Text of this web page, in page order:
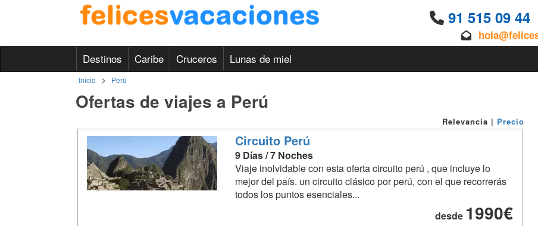
91 515 09 44
Destinos Caribe Cruceros Lunas de miel
Inicio > Perú
Ofertas de viajes a Perú
Relevancia | Precio
Circuito Perú
9 Días / 7 Noches
Viaje inolvidable con esta oferta circuito perú , que incluye lo
mejor del país. un circuito clásico por perú, con el que recorrerás
todos los puntos esenciales...
desde 1990€